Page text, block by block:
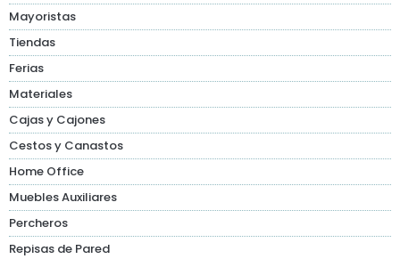
Mayoristas
Tiendas
Ferias
Materiales
Cajas y Cajones
Cestos y Canastos
Home Office
Muebles Auxiliares
Percheros
Repisas de Pared